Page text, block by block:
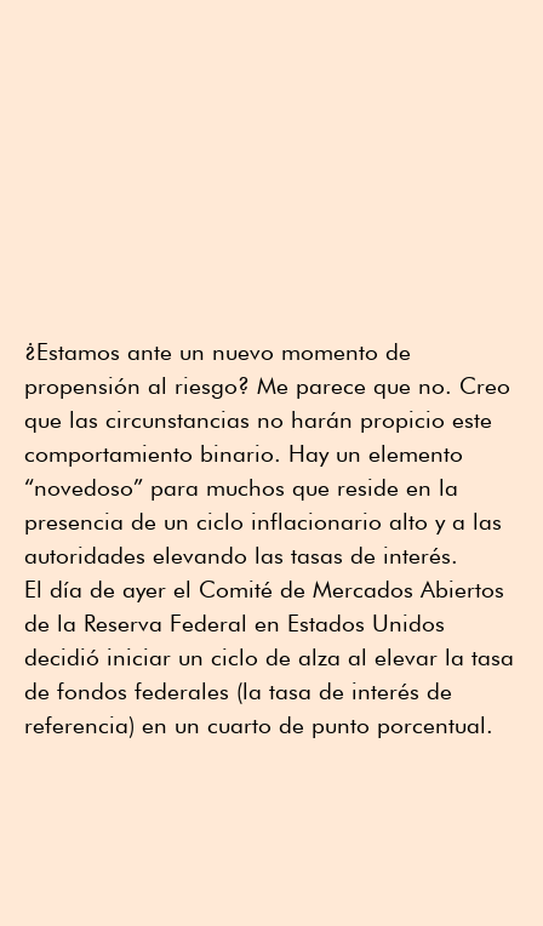
¿Estamos ante un nuevo momento de
propensión al riesgo? Me parece que no. Creo
que las circunstancias no harán propicio este
comportamiento binario. Hay un elemento
“novedoso” para muchos que reside en la
presencia de un ciclo inflacionario alto y a las
autoridades elevando las tasas de interés.
El día de ayer el Comité de Mercados Abiertos
de la Reserva Federal en Estados Unidos
decidió iniciar un ciclo de alza al elevar la tasa
de fondos federales (la tasa de interés de
referencia) en un cuarto de punto porcentual.